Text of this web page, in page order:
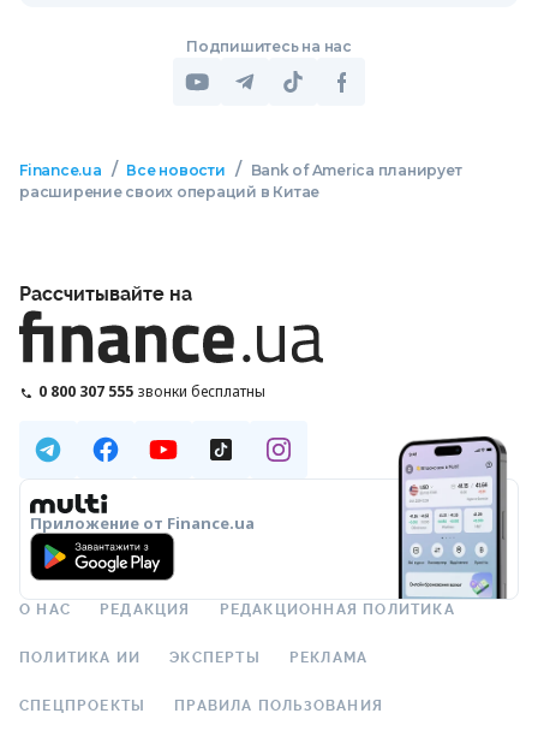
Подпишитесь на нас
Finance.ua / Все новости /
Bank of America планирует
расширение своих операций в Китае
Рассчитывайте на
0 800 307 555 звонки бесплатны
Приложение от Finance.ua
О НАС РЕДАКЦИЯ РЕДАКЦИОННАЯ ПОЛИТИКА
ПОЛИТИКА ИИ ЭКСПЕРТЫ РЕКЛАМА
СПЕЦПРОЕКТЫ ПРАВИЛА ПОЛЬЗОВАНИЯ